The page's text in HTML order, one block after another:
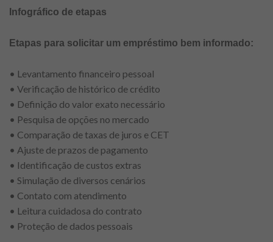
Infográfico de etapas
Etapas para solicitar um empréstimo bem informado:
• Levantamento financeiro pessoal
• Verificação de histórico de crédito
• Definição do valor exato necessário
• Pesquisa de opções no mercado
• Comparação de taxas de juros e CET
• Ajuste de prazos de pagamento
• Identificação de custos extras
• Simulação de diversos cenários
• Contato com atendimento
• Leitura cuidadosa do contrato
• Proteção de dados pessoais